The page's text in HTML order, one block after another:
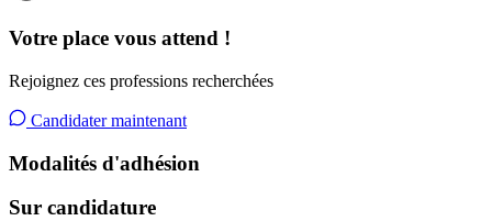
Votre place vous attend !
Rejoignez ces professions recherchées
Candidater maintenant
Modalités d'adhésion
Sur candidature